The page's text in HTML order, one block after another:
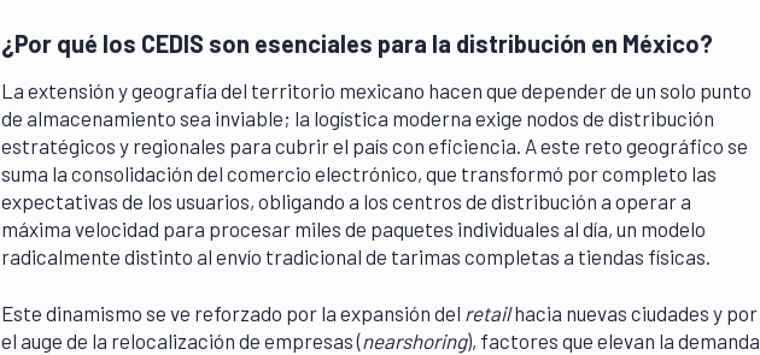
¿Por qué los CEDIS son esenciales para la distribución en México?
La extensión y geografía del territorio mexicano hacen que depender de un solo punto
de almacenamiento sea inviable; la logística moderna exige nodos de distribución
estratégicos y regionales para cubrir el país con eficiencia. A este reto geográfico se
suma la consolidación del comercio electrónico, que transformó por completo las
expectativas de los usuarios, obligando a los centros de distribución a operar a
máxima velocidad para procesar miles de paquetes individuales al día, un modelo
radicalmente distinto al envío tradicional de tarimas completas a tiendas físicas.
Este dinamismo se ve reforzado por la expansión del retailhacia nuevas ciudades y por
el auge de la relocalización de empresas (nearshoring), factores que elevan la demanda